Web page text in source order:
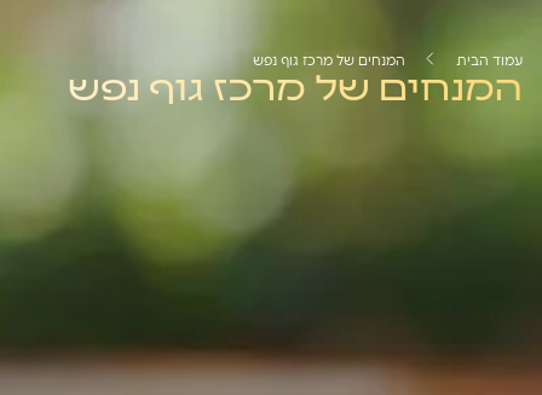
עמוד הבית המנחים של מרכז גוף נפש
המנחים של מרכז גוף נפש